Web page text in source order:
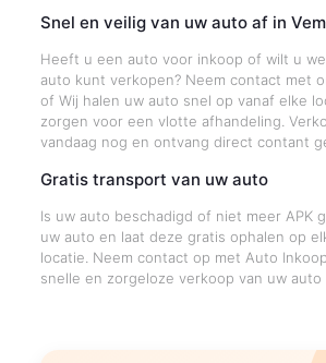
Snel en veilig van uw auto af in
Heeft u een auto voor inkoop of wilt u
auto kunt verkopen? Neem contact met
of Wij halen uw auto snel op vanaf elke
zorgen voor een vlotte afhandeling.
vandaag nog en ontvang direct contant
Gratis transport van uw auto
Is uw auto beschadigd of niet meer APK
uw auto en laat deze gratis ophalen op
locatie. Neem contact op met Auto
snelle en zorgeloze verkoop van uw auto